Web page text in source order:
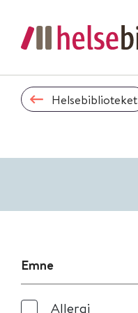
Helsebiblioteket
Emne
Allergi